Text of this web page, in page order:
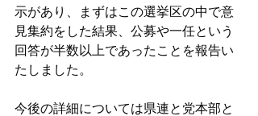
示があり、まずはこの選挙区の中で意
見集約をした結果、公募や一任という
回答が半数以上であったことを報告い
たしました。
今後の詳細については県連と党本部と